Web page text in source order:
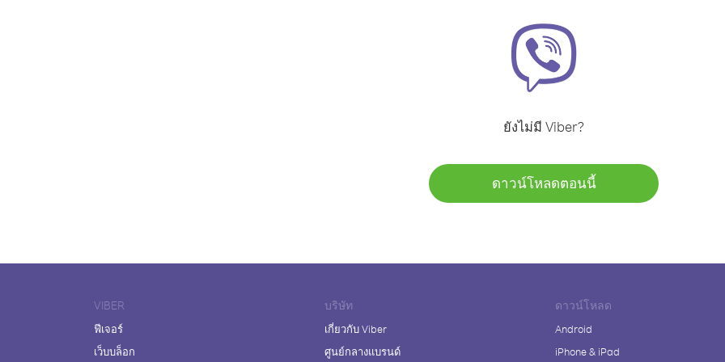
ยังไม่มี Viber?
ดาวน์โหลดตอนนี้
VIBER
ฟีเจอร์
เว็บบล็อก
บริษัท
เกี่ยวกับ Viber
ศูนย์กลางแบรนด์
ดาวน์โหลด
Android
iPhone & iPad